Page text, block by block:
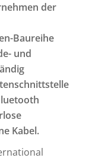
der
Baureihe
und
Kabel.